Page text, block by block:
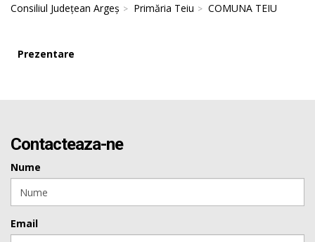
Consiliul Județean Argeș Primăria Teiu COMUNA TEIU
Prezentare
Contacteaza-ne
Nume
Email